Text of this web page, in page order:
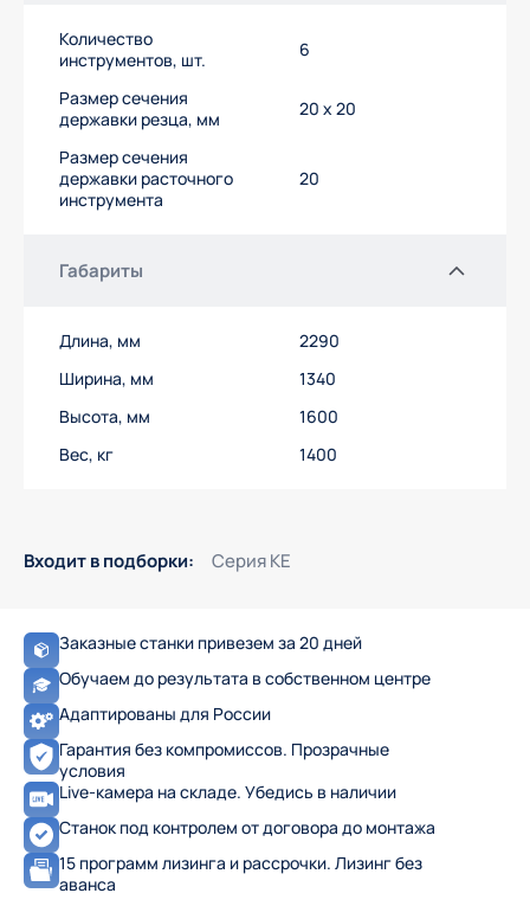
Количество
инструментов, шт.
6
Размер сечения
державки резца, мм
20 x 20
Размер сечения
державки расточного
инструмента
20
Габариты
Длина, мм
2290
Ширина, мм
1340
Высота, мм
1600
Вес, кг
1400
Входит в подборки: Серия KE
Заказные станки привезем за 20 дней
Обучаем до результата в собственном центре
Адаптированы для России
Гарантия без компромиссов. Прозрачные
условия
Live-камера на складе. Убедись в наличии
Станок под контролем от договора до монтажа
15 программ лизинга и рассрочки. Лизинг без
аванса